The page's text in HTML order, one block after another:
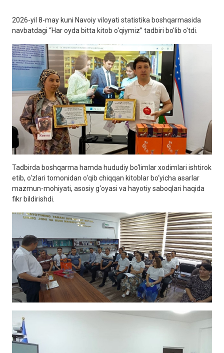
2026-yil 8-may kuni Navoiy viloyati statistika boshqarmasida
navbatdagi “Har oyda bitta kitob o‘qiymiz” tadbiri bo'lib o'tdi.
Tadbirda boshqarma hamda hududiy bo‘limlar xodimlari ishtirok
etib, o‘zlari tomonidan o‘qib chiqqan kitoblar bo‘yicha asarlar
mazmun-mohiyati, asosiy g‘oyasi va hayotiy saboqlari haqida
fikr bildirishdi.